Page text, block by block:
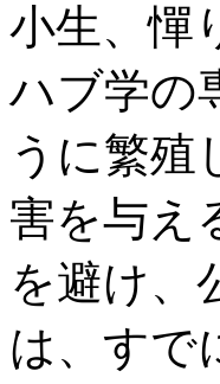
小生、憚
ハブ学の
うに繁殖
害を与え
を避け、
は、すで